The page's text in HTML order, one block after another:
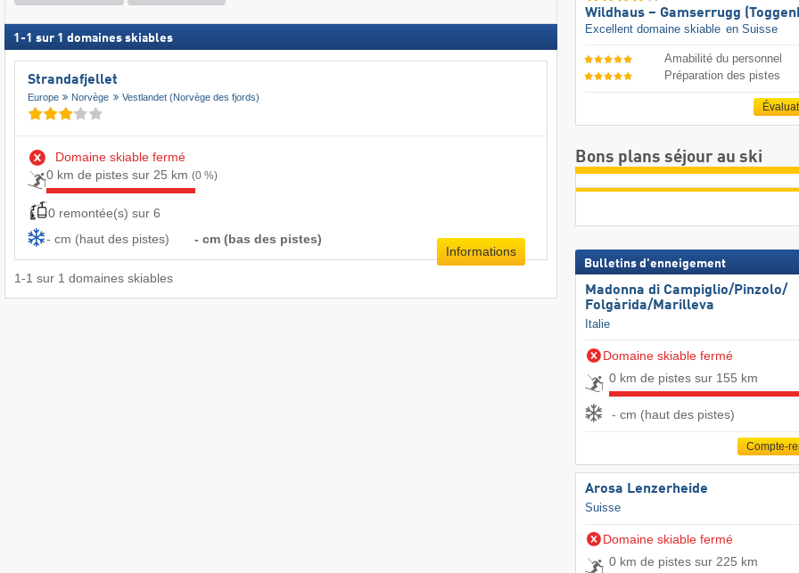
1 -1 sur 1 domaines skiables
Strandafjellet
Europe Norvège Vestlandet (Norvège des fjords)
Domaine skiable fermé
0 km de pistes sur 25 km (0 %)
0 remontée(s) sur 6
- cm (haut des pistes)
- cm (bas des pistes)
Informations
1-1 sur 1 domaines skiables
Wildhaus – Gamserrugg
Excellent domaine skiable en Suisse
Amabilité du personnel
Préparation des pistes
Bons plans séjour au ski
Bulletins d'enneigement
Madonna di Campiglio/​Pinzolo/​
Folgàrida/​Marilleva
Italie
Domaine skiable fermé
0 km de pistes sur 155 km
- cm (haut des pistes)
Compte-
Arosa Lenzerheide
Suisse
Domaine skiable fermé
0 km de pistes sur 225 km